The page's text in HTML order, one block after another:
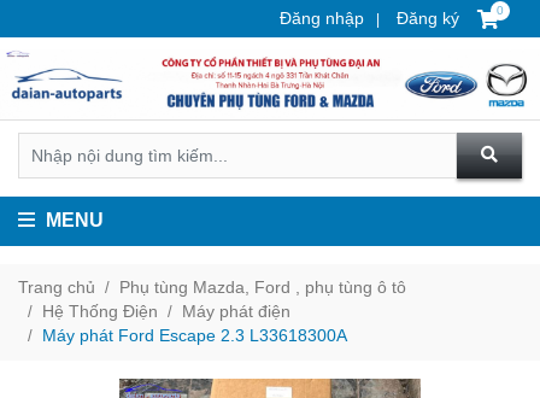
Đăng nhập Đăng ký 0
MENU
Trang chủ
Phụ tùng Mazda, Ford , phụ tùng ô tô
Hệ Thống Điện
Máy phát điện
Máy phát Ford Escape 2.3 L33618300A